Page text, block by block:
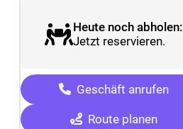
Heute noch abholen:
Jetzt reservieren.
Geschäft anrufen
Route planen